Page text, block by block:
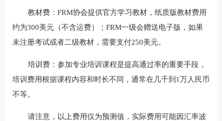
教材费：FRM协会提供官方学习教材，纸质版教材费用
约为300美元（不含运费）；FRM一级会赠送电子版，如果
未注册考试或者二级教材，需要支付250美元。
培训费：参加专业培训课程是提高通过率的重要手段，
培训费用根据课程内容和时长不同，通常在几千到1万人民币
不等。
请注意，以上费用仅为预测值，实际费用可能因汇率波